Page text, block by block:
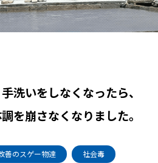
洗いをしなくなったら、
を崩さなくなりました。
善のスゲー物達 社会毒